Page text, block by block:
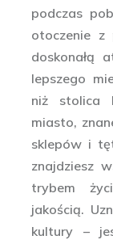
podczas
otoczenie z
doskonałą
lepszego
niż stolica
miasto,
sklepów i
znajdziesz
trybem
jakością.
kultury –